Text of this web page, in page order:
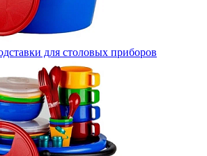
для столовых приборов